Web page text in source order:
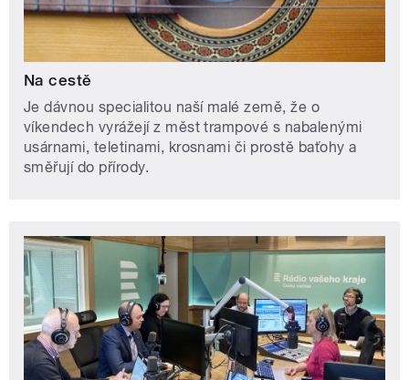
Na cestě
Je dávnou specialitou naší malé země, že o
víkendech vyrážejí z měst trampové s nabalenými
usárnami, teletinami, krosnami či prostě baťohy a
směřují do přírody.